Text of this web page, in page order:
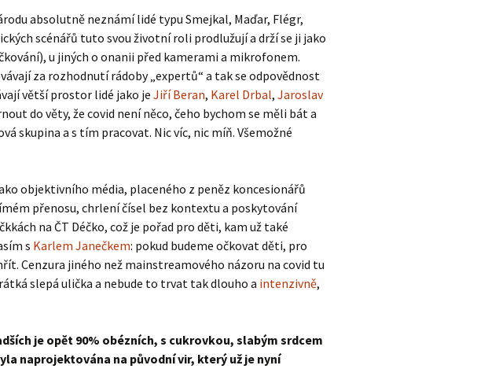
absolutně neznámí lidé typu Smejkal, Maďar, Flégr,
scénářů tuto svou životní roli prodlužují a drží se ji jako
u jiných o onanii před kamerami a mikrofonem.
za rozhodnutí rádoby „expertů“ a tak se odpovědnost
větší prostor lidé jako je Jiří Beran, Karel Drbal, Jaroslav
do věty, že covid není něco, čeho bychom se měli bát a
skupina a s tím pracovat. Nic víc, nic míň. Všemožné
objektivního média, placeného z peněz koncesionářů
přenosu, chrlení čísel bez kontextu a poskytování
na ČT Déčko, což je pořad pro děti, kam už také
s Karlem Janečkem: pokud budeme očkovat děti, pro
Cenzura jiného než mainstreamového názoru na covid tu
slepá ulička a nebude to trvat tak dlouho a intenzivně,
je opět 90% obézních, s cukrovkou, slabým srdcem
naprojektována na původní vir, který už je nyní